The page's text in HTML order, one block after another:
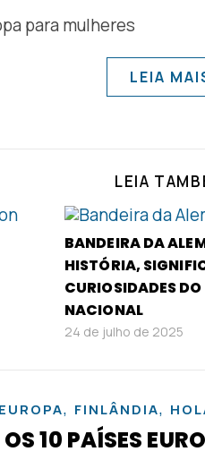
LEIA
LEIA
BANDEIRA DA
HISTÓRIA,
CURIOSIDADES
NACIONAL
24 de julho de 2025
EUROPA, FINLÂNDIA,
10 PAÍSES